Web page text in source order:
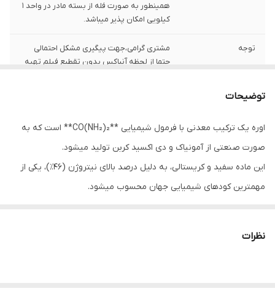
همینطور به صورت فله از بسته مادر در واحد 1
کیلویی امکان پذیر میباشد.
توجه
مشتری گرامی،جهت پیگیری مشکل احتمالی
حتما از لحظه آنباکس بدون تقطیع فیلم تهیه
توضیحات
اوره یک ترکیب معدنی با فرمول شیمیایی **CO(NH₂)₂** است که به
صورت صنعتی از آمونیاک و دی اکسید کربن تولید میشود.
این ماده سفید و کریستالی، به دلیل درصد بالای نیتروژن (46٪)، یکی از
مهمترین کودهای شیمیایی جهان محسوب میشود.
نظرات